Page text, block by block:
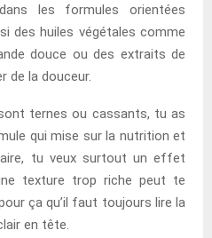
les formules orientées
des huiles végétales comme
douce ou des extraits de
de la douceur.
ternes ou cassants, tu as
qui mise sur la nutrition et
tu veux surtout un effet
texture trop riche peut te
ça qu’il faut toujours lire la
en tête.